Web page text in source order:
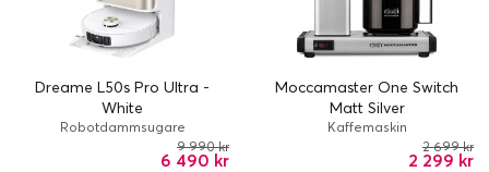
Dreame L50s Pro Ultra -
White
Robotdammsugare
6 490 kr
9 990 kr
Moccamaster One Switch
Matt Silver
Kaffemaskin
2 299 kr
2 699 kr